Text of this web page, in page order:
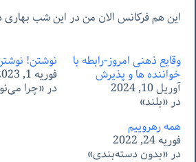
این هم فرکانس الان من در این شب بهاری
وقایع ذهنی امروز-رابطه با
خواننده ها و پذیرش
آوریل 10, 2024
در «بلند»
نوشتن!
فوریه 1, 2023
در «چرا
همه رهروییم
فوریه 24, 2022
در «بدون دسته‌بندی»